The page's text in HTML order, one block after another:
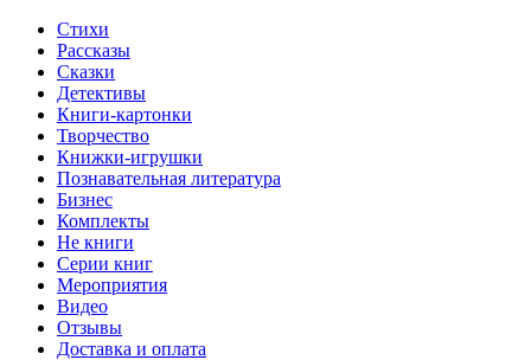
Стихи
Рассказы
Сказки
Детективы
Книги-картонки
Творчество
Книжки-игрушки
Познавательная литература
Бизнес
Комплекты
Не книги
Серии книг
Мероприятия
Видео
Отзывы
Доставка и оплата